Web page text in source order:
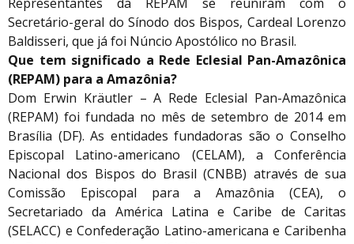
Secretário-geral do Sínodo dos Bispos, Cardeal Lorenzo
Baldisseri, que já foi Núncio Apostólico no Brasil.
Que tem significado a Rede Eclesial Pan-Amazônica
(REPAM) para a Amazônia?
Dom Erwin Kräutler – A Rede Eclesial Pan-Amazônica
(REPAM) foi fundada no mês de setembro de 2014 em
Brasília (DF). As entidades fundadoras são o Conselho
Episcopal Latino-americano (CELAM), a Conferência
Nacional dos Bispos do Brasil (CNBB) através de sua
Comissão Episcopal para a Amazônia (CEA), o
Secretariado da América Latina e Caribe de Caritas
(SELACC) e Confederação Latino-americana e Caribenha